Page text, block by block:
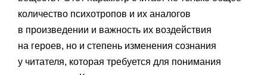
количество психотропов и их аналогов
в произведении и важность их воздействия
на героев, но и степень изменения сознания
у читателя, которая требуется для понимания